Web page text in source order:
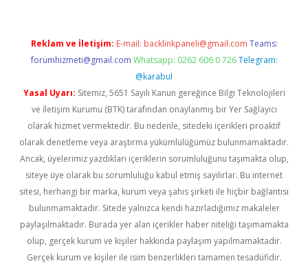
Reklam ve İletişim: E-mail: backlinkpaneli@gmail.com Teams:
forumhizmeti@gmail.com Whatsapp: 0262 606 0 726 Telegram:
@karabul
Yasal Uyarı: Sitemiz, 5651 Sayılı Kanun gereğince Bilgi Teknolojileri
ve İletişim Kurumu (BTK) tarafından onaylanmış bir Yer Sağlayıcı
olarak hizmet vermektedir. Bu nedenle, sitedeki içerikleri proaktif
olarak denetleme veya araştırma yükümlülüğümüz bulunmamaktadır.
Ancak, üyelerimiz yazdıkları içeriklerin sorumluluğunu taşımakta olup,
siteye üye olarak bu sorumluluğu kabul etmiş sayılırlar. Bu internet
sitesi, herhangi bir marka, kurum veya şahıs şirketi ile hiçbir bağlantısı
bulunmamaktadır. Sitede yalnızca kendi hazırladığımız makaleler
paylaşılmaktadır. Burada yer alan içerikler haber niteliği taşımamakta
olup, gerçek kurum ve kişiler hakkında paylaşım yapılmamaktadır.
Gerçek kurum ve kişiler ile isim benzerlikleri tamamen tesadüfidir.